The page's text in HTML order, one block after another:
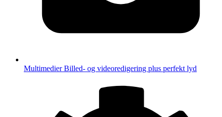
MultimedierBilled- og videoredigering plus perfekt lyd